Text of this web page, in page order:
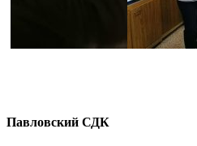
Павловский СДК